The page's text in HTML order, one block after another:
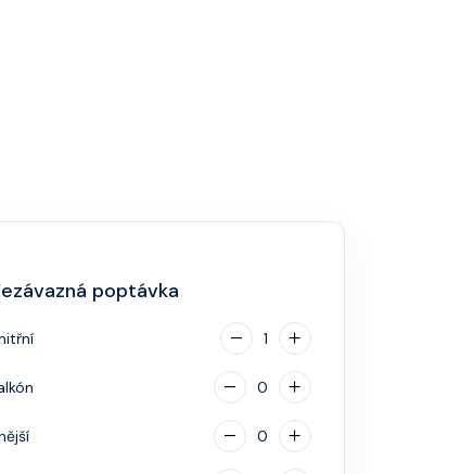
poptávka
1
0
0